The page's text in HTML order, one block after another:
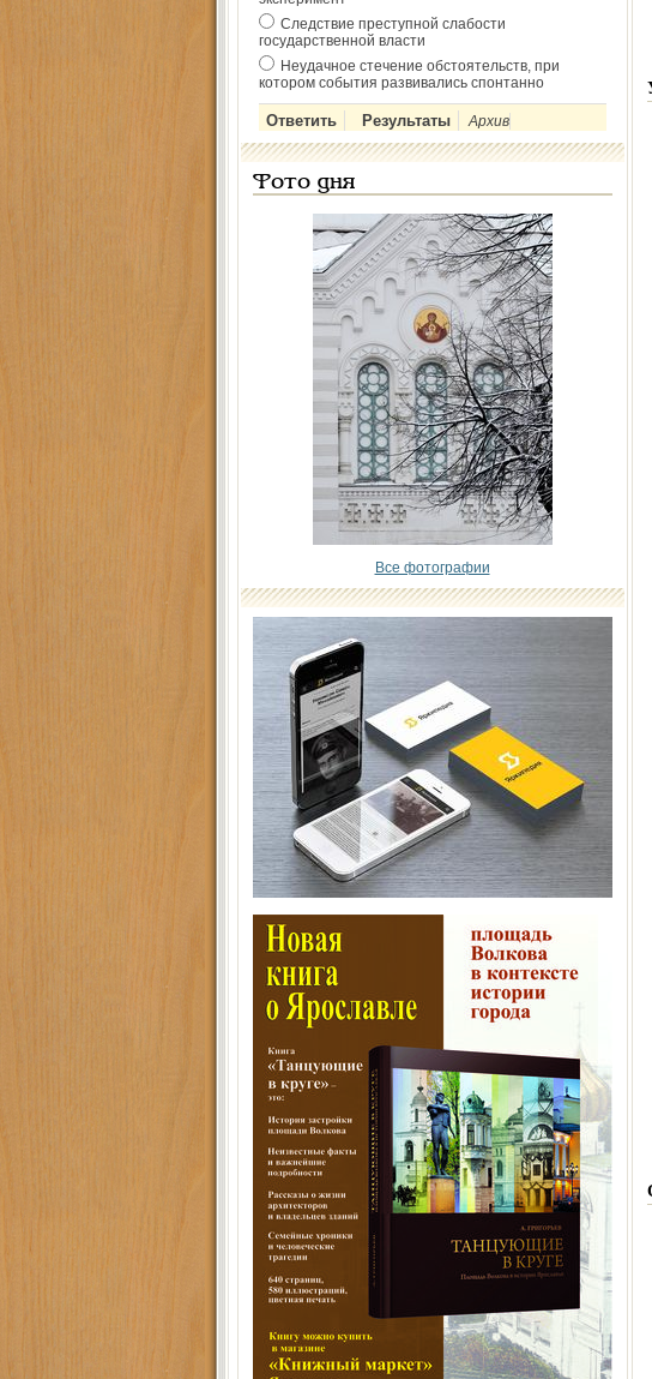
Следствие преступной слабости
государственной власти
Неудачное стечение обстоятельств, при
котором события развивались спонтанно
Архив
Фото дня
Все фотографии